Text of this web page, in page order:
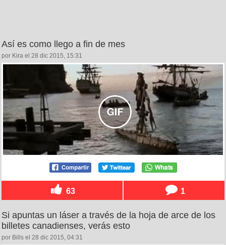
Así es como llego a fin de mes
por Kira el 28 dic 2015, 15:31
63 1
Si apuntas un láser a través de la hoja de arce de los
billetes canadienses, verás esto
por Bills el 28 dic 2015, 04:31